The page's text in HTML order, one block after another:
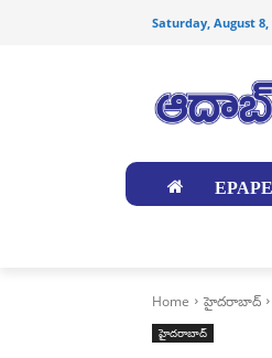
Saturday, August 8,
Home హైదరాబాద్‌
హైదరాబాద్‌